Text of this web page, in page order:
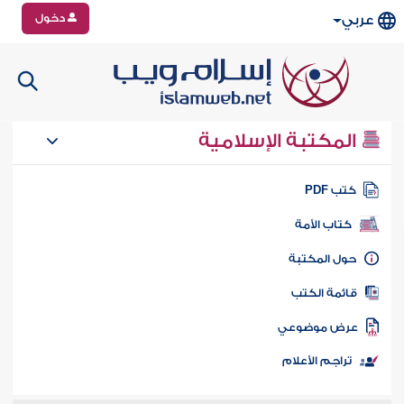
عربي دخول
المكتبة الإسلامية
كتب PDF
كتاب الأمة
المكتبة
الكتب
موضوعي